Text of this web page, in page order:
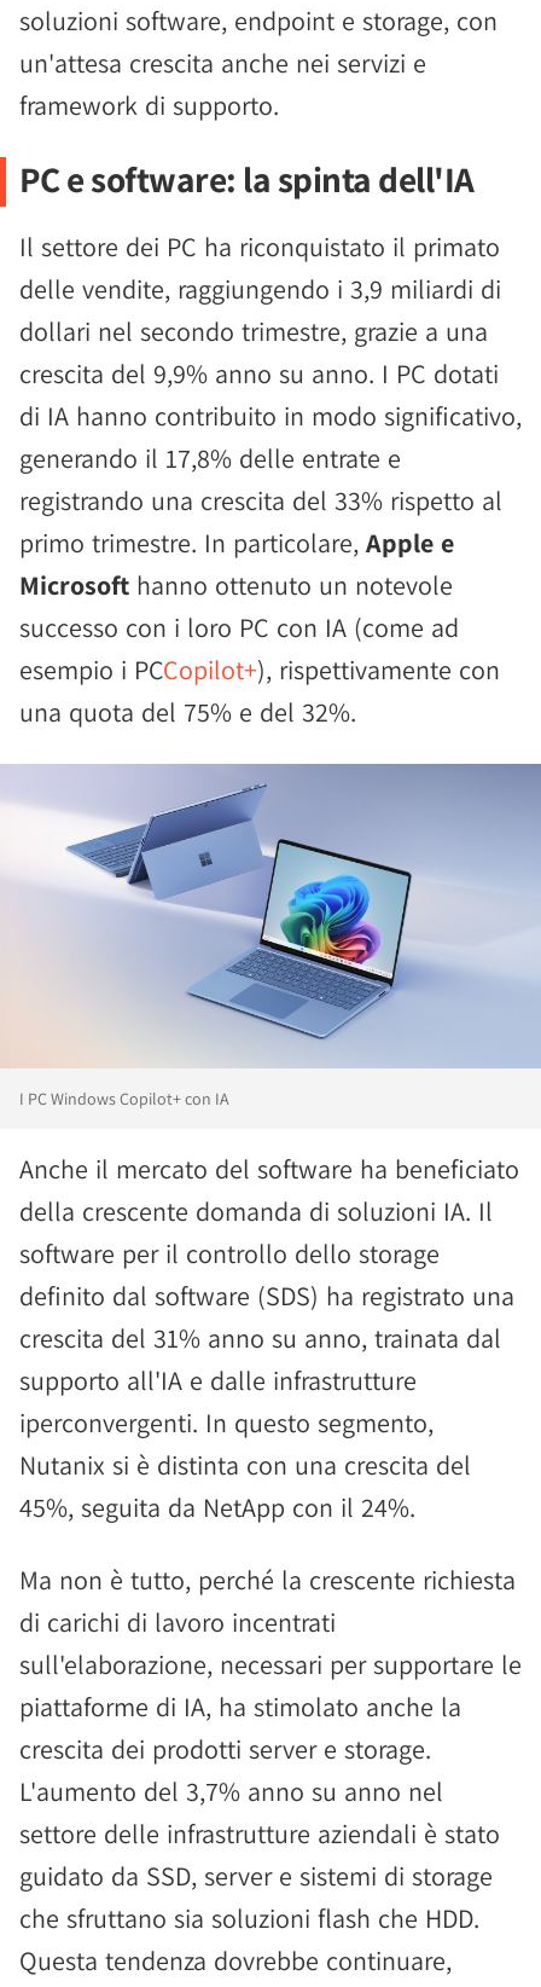
soluzioni software, endpoint e storage, con
un'attesa crescita anche nei servizi e
framework di supporto.
PC e software: la spinta dell'IA
Il settore dei PC ha riconquistato il primato
delle vendite, raggiungendo i 3,9 miliardi di
dollari nel secondo trimestre, grazie a una
crescita del 9,9% anno su anno. I PC dotati
di IA hanno contribuito in modo significativo,
generando il 17,8% delle entrate e
registrando una crescita del 33% rispetto al
primo trimestre. In particolare, Apple e
Microsoft hanno ottenuto un notevole
successo con i loro PC con IA (come ad
esempio i PCCopilot+), rispettivamente con
una quota del 75% e del 32%.
I PC Windows Copilot+ con IA
Anche il mercato del software ha beneficiato
della crescente domanda di soluzioni IA. Il
software per il controllo dello storage
definito dal software (SDS) ha registrato una
crescita del 31% anno su anno, trainata dal
supporto all'IA e dalle infrastrutture
iperconvergenti. In questo segmento,
Nutanix si è distinta con una crescita del
45%, seguita da NetApp con il 24%.
Ma non è tutto, perché la crescente richiesta
di carichi di lavoro incentrati
sull'elaborazione, necessari per supportare le
piattaforme di IA, ha stimolato anche la
crescita dei prodotti server e storage.
L'aumento del 3,7% anno su anno nel
settore delle infrastrutture aziendali è stato
guidato da SSD, server e sistemi di storage
che sfruttano sia soluzioni flash che HDD.
Questa tendenza dovrebbe continuare,